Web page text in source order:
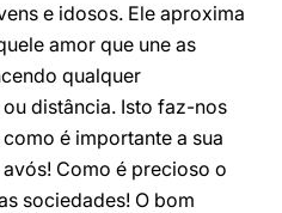
e idosos. Ele aproxima
amor que une as
qualquer
distância. Isto faz-nos
é importante a sua
Como é precioso o
sociedades! O bom